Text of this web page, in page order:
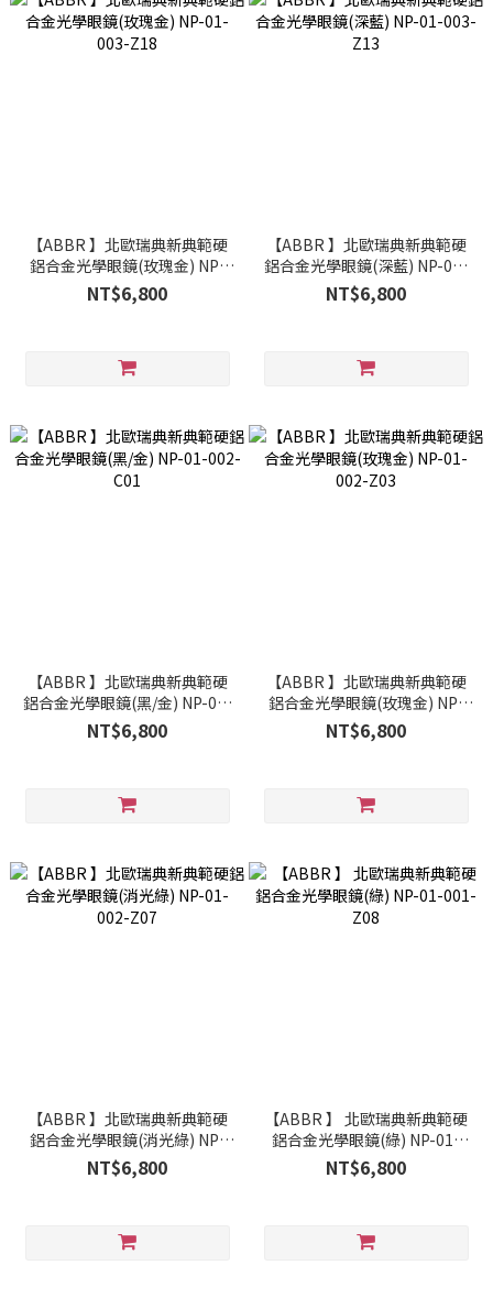
【ABBR 】北歐瑞典新典範硬
鋁合金光學眼鏡(玫瑰金) NP-
01-003-Z18
NT$6,800
【ABBR 】北歐瑞典新典範硬
鋁合金光學眼鏡(深藍) NP-01-
003-Z13
NT$6,800
【ABBR 】北歐瑞典新典範硬
鋁合金光學眼鏡(黑/金) NP-01-
002-C01
NT$6,800
【ABBR 】北歐瑞典新典範硬
鋁合金光學眼鏡(玫瑰金) NP-
01-002-Z03
NT$6,800
【ABBR 】北歐瑞典新典範硬
鋁合金光學眼鏡(消光綠) NP-
01-002-Z07
NT$6,800
【ABBR 】 北歐瑞典新典範硬
鋁合金光學眼鏡(綠) NP-01-
001-Z08
NT$6,800